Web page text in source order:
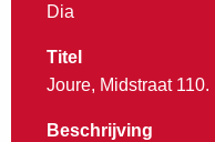
Dia
Titel
Joure, Midstraat 110.
Beschrijving